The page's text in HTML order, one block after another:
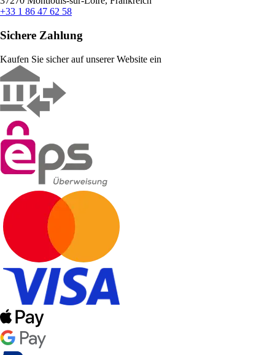
+33 1 86 47 62 58
Sichere Zahlung
Kaufen Sie sicher auf unserer Website ein